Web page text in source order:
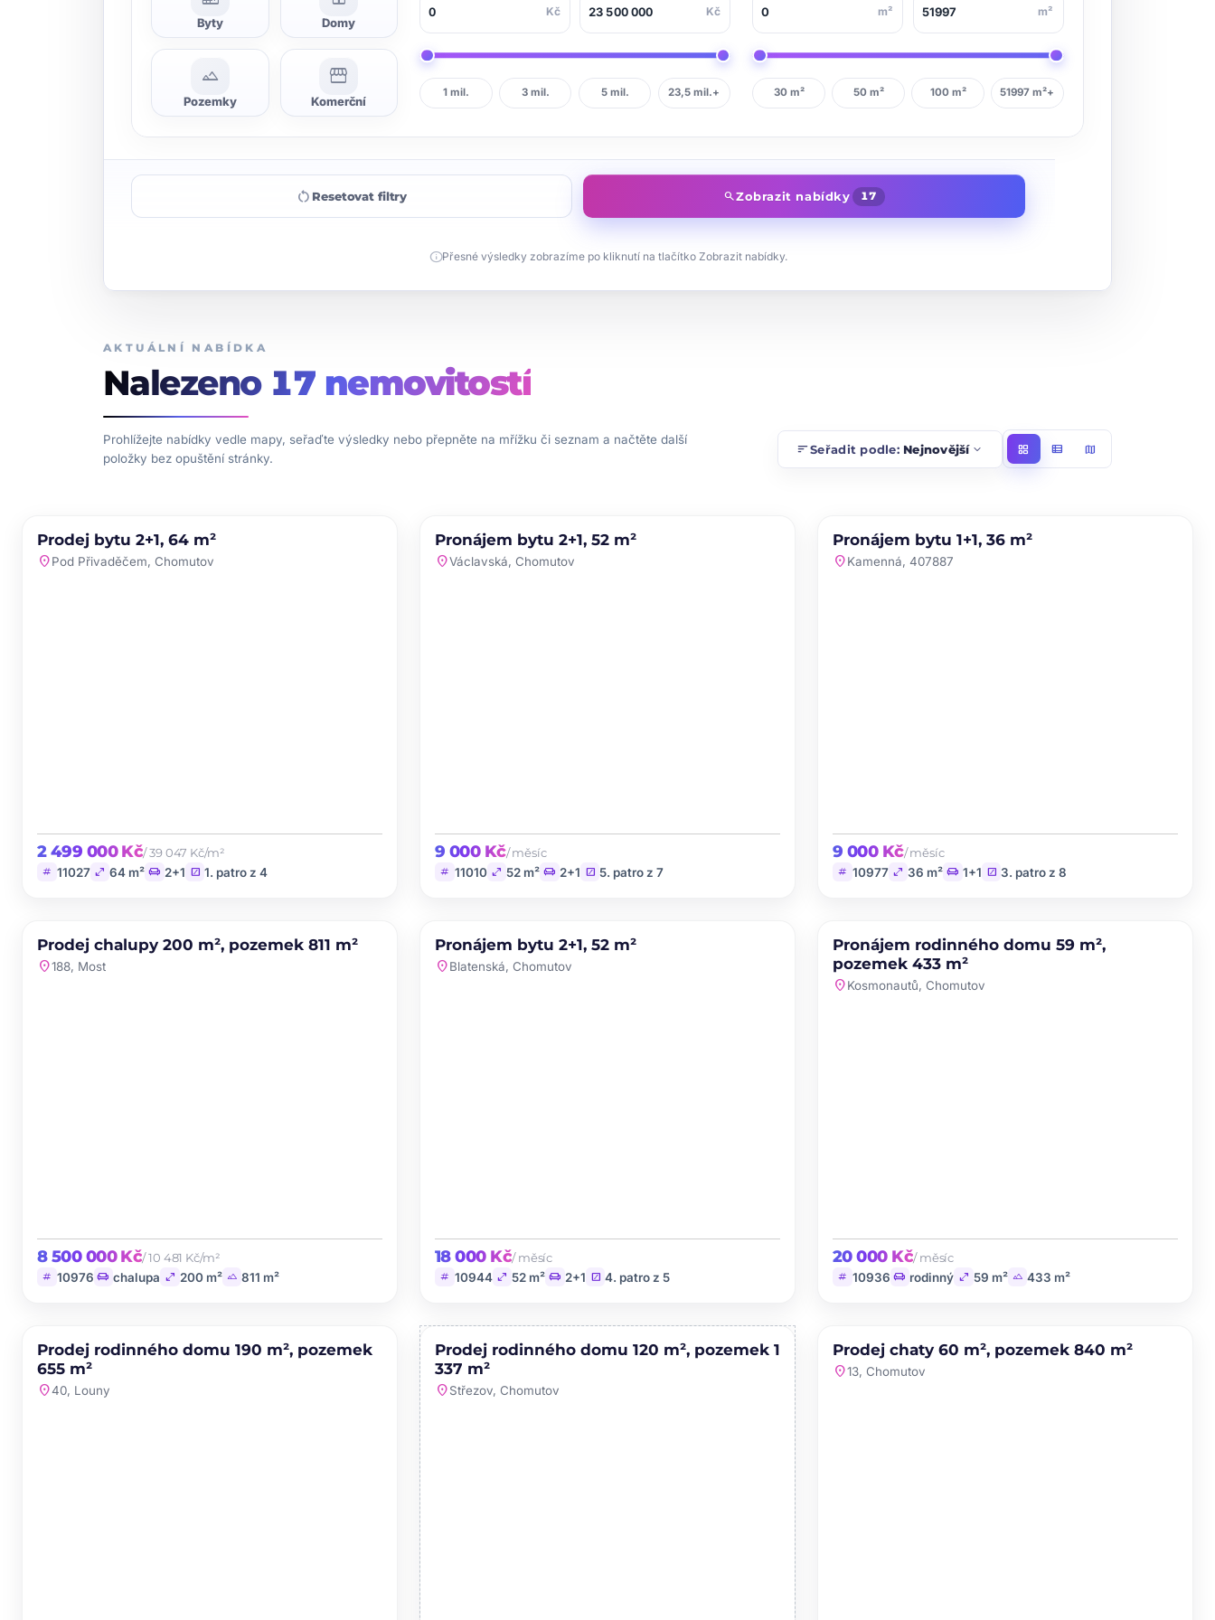
Byty Domy
landscape
Pozemky
storefront
Komerční
Kč Kč
1 mil. 3 mil. 5 mil. 23,5 mil.+
m² m²
30 m² 50 m² 100 m² 51997 m²+
restart_alt Resetovat filtry searchZobrazit nabídky 17
infoPřesné výsledky zobrazíme po kliknutí na tlačítko Zobrazit nabídky.
AKTUÁLNÍ NABÍDKA
Nalezeno 17 nemovitostí
Prohlížejte nabídky vedle mapy, seřaďte výsledky nebo přepněte na mřížku či seznam a načtěte další
položky bez opuštění stránky.
sortSeřadit podle: Nejnovějšíexpand_more grid_view view_list map
PRODEJ NOVINKA
Prodej bytu 2+1, 64 m²
location_onPod Přivaděčem, Chomutov
2 499 000 Kč/ 39 047 Kč/m²
tag 11027 open_in_full 64 m² chair 2+1 stairs 1. patro z 4
PRONÁJEM NOVINKA
Pronájem bytu 2+1, 52 m²
location_onVáclavská, Chomutov
9 000 Kč/ měsíc
tag 11010 open_in_full 52 m² chair 2+1 stairs 5. patro z 7
PRONÁJEM
Pronájem bytu 1+1, 36 m²
location_onKamenná, 407887
9 000 Kč/ měsíc
tag 10977 open_in_full 36 m² chair 1+1 stairs 3. patro z 8
PRODEJ favorite
Prodej chalupy 200 m², pozemek 811 m²
location_on188, Most
8 500 000 Kč/ 10 481 Kč/m²
tag 10976 chair chalupa open_in_full 200 m² landscape 811 m²
PRONÁJEM
Pronájem bytu 2+1, 52 m²
location_onBlatenská, Chomutov
18 000 Kč/ měsíc
tag 10944 open_in_full 52 m² chair 2+1 stairs 4. patro z 5
PRONÁJEM
Pronájem rodinného domu 59 m²,
pozemek 433 m²
location_onKosmonautů, Chomutov
20 000 Kč/ měsíc
tag 10936 chair rodinný open_in_full 59 m² landscape 433 m²
PRODEJ favorite
Prodej rodinného domu 190 m², pozemek
655 m²
location_on40, Louny
PRODEJ favorite
Prodej rodinného domu 120 m², pozemek 1
337 m²
location_onStřezov, Chomutov
PRODEJ
Prodej chaty 60 m², pozemek 840 m²
location_on13, Chomutov